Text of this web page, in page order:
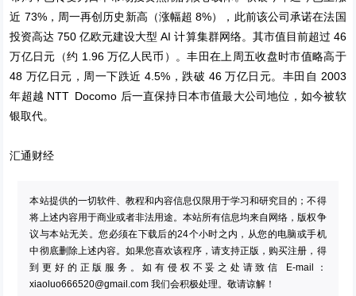
近 73%，周一再创历史新高（涨幅超 8%），此前该公司承诺在法国
投资高达 750 亿欧元建设大型 AI 计算集群网络。其市值目前超过 46
万亿日元（约 1.96 万亿人民币）。丰田在上周五收盘时市值略高于
48 万亿日元，周一下跌近 4.5%，跌破 46 万亿日元。丰田自 2003
年超越 NTT Docomo 后一直保持日本市值最大公司地位，如今被软
银取代。
汇通财经
本站提供的一切软件、教程和内容信息仅限用于学习和研究目的；不得
将上述内容用于商业或者非法用途。本站所有信息均来自网络，版权争
议与本站无关。您必须在下载后的24个小时之内，从您的电脑或手机
中彻底删除上述内容。如果您喜欢该程序，请支持正版，购买注册，得
到更好的正版服务。如有侵权不妥之处请致信 E-mail：
xiaoluo666520@gmail.com 我们会积极处理。敬请谅解！